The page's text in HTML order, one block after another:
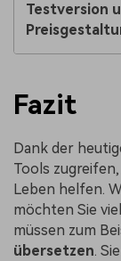
Testversion
Fazit
Dank der
Tools
Leben helfen.
möchten Sie
müssen zum
übersetzen.